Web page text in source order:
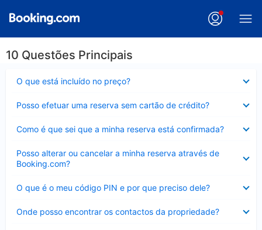
10 Questões Principais
O que está incluído no preço?
fechado
Posso efetuar uma reserva sem cartão de crédito?
fechado
Como é que sei que a minha reserva está confirmada?
fechado
Posso alterar ou cancelar a minha reserva através de
Booking.com?
fechado
O que é o meu código PIN e por que preciso dele?
fechado
Onde posso encontrar os contactos da propriedade?
fechado